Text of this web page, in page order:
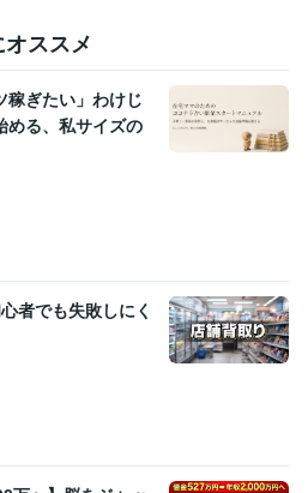
ススメ
稼ぎたい」わけじ
める、私サイズの
者でも失敗しにく